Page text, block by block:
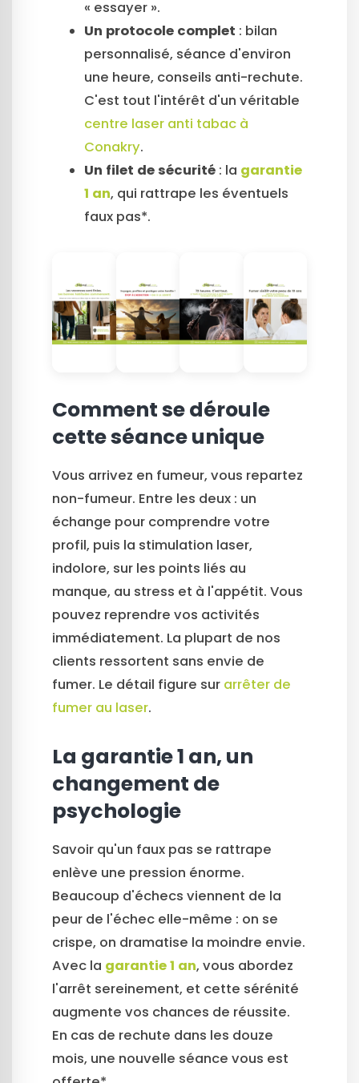
« essayer ».
Un protocole complet : bilan
personnalisé, séance d'environ
une heure, conseils anti-rechute.
C'est tout l'intérêt d'un véritable
centre laser anti tabac à
Conakry.
Un filet de sécurité : la garantie
1 an, qui rattrape les éventuels
faux pas*.
Comment se déroule
cette séance unique
Vous arrivez en fumeur, vous repartez
non-fumeur. Entre les deux : un
échange pour comprendre votre
profil, puis la stimulation laser,
indolore, sur les points liés au
manque, au stress et à l'appétit. Vous
pouvez reprendre vos activités
immédiatement. La plupart de nos
clients ressortent sans envie de
fumer. Le détail figure sur arrêter de
fumer au laser.
La garantie 1 an, un
changement de
psychologie
Savoir qu'un faux pas se rattrape
enlève une pression énorme.
Beaucoup d'échecs viennent de la
peur de l'échec elle-même : on se
crispe, on dramatise la moindre envie.
Avec la garantie 1 an, vous abordez
l'arrêt sereinement, et cette sérénité
augmente vos chances de réussite.
En cas de rechute dans les douze
mois, une nouvelle séance vous est